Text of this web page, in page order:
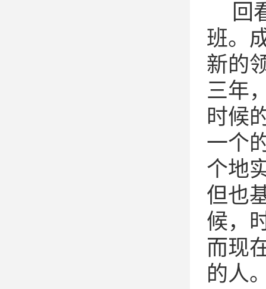
回
班。
新的
三年
时候
一个
个地
但也
候，
而现
的人